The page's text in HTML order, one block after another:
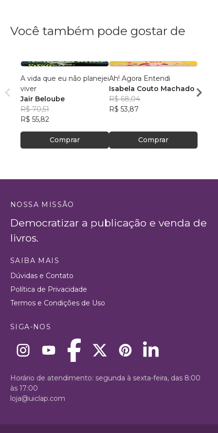
Você também pode gostar de
A vida que eu não planejei
viver
Jair Beloube
R$ 70,51
R$ 55,82
Comprar
Ah! Agora Entendi
Isabela Couto Machado
R$ 68,04
R$ 53,87
Comprar
R$
NOSSA MISSÃO
Democratizar a publicação e venda de
livros.
SAIBA MAIS
Dúvidas e Contato
Política de Privacidade
Termos e Condições de Uso
SIGA-NOS
Horário de atendimento: segunda à sexta-feira, das 8:00
às 17:00
loja@uiclap.com